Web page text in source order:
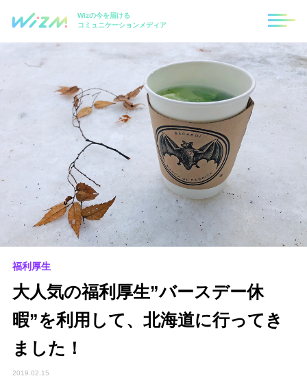
Wizの今を届ける
コミュニケーションメディア
福利厚生
大人気の福利厚生”バースデー休
暇”を利用して、北海道に行ってき
ました！
2019.02.15